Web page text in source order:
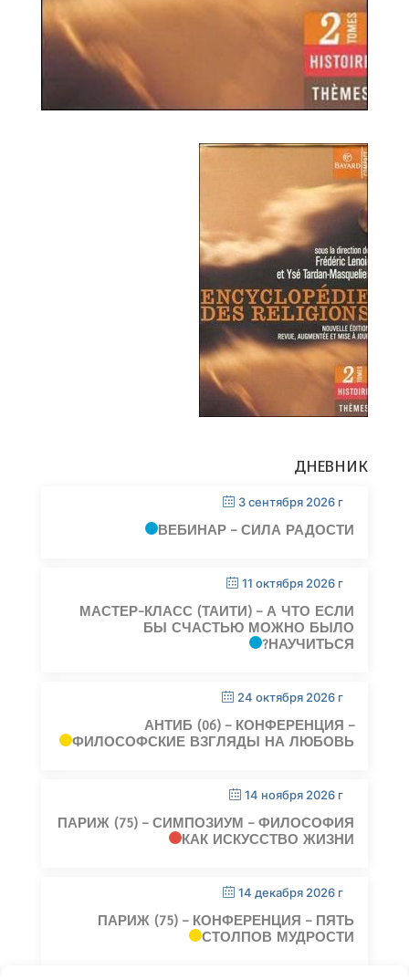
ДНЕВНИК
3 сентября 2026 г
ВЕБИНАР – СИЛА РАДОСТИ
11 октября 2026 г
МАСТЕР-КЛАСС (ТАИТИ) – А ЧТО ЕСЛИ
БЫ СЧАСТЬЮ МОЖНО БЫЛО
НАУЧИТЬСЯ?
24 октября 2026 г
АНТИБ (06) – КОНФЕРЕНЦИЯ –
ФИЛОСОФСКИЕ ВЗГЛЯДЫ НА ЛЮБОВЬ
14 ноября 2026 г
ПАРИЖ (75) – СИМПОЗИУМ – ФИЛОСОФИЯ
КАК ИСКУССТВО ЖИЗНИ
14 декабря 2026 г
ПАРИЖ (75) – КОНФЕРЕНЦИЯ – ПЯТЬ
СТОЛПОВ МУДРОСТИ